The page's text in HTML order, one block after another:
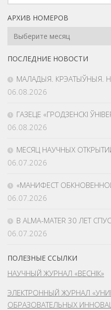
АРХИВ НОМЕРОВ
Архив
Номеров
ПОСЛЕДНИЕ НОВОСТИ
МАЛАДЫЯ. КРЭАТЫЎНЫЯ.
06.08.2026
ГАЗЕЦЕ «ГРОДЗЕНСКІ
06.08.2026
МЕСЯЦ НАУЧНЫХ
06.07.2026
«МАНИФЕСТ
06.07.2026
В ALMA-MATER 30 ЛЕТ
06.07.2026
ПОЛЕЗНЫЕ ССЫЛКИ
НАУЧНЫЙ ЖУРНАЛ «ВЕСНІК»
ЭЛЕКТРОННЫЙ ЖУРНАЛ
ОБРАЗОВАТЕЛЬНЫХ